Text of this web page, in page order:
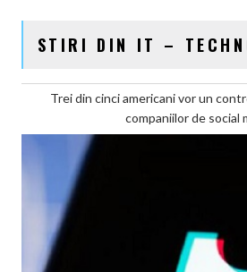
STIRI DIN IT –
Trei din cinci americani vor un
companiilor de social